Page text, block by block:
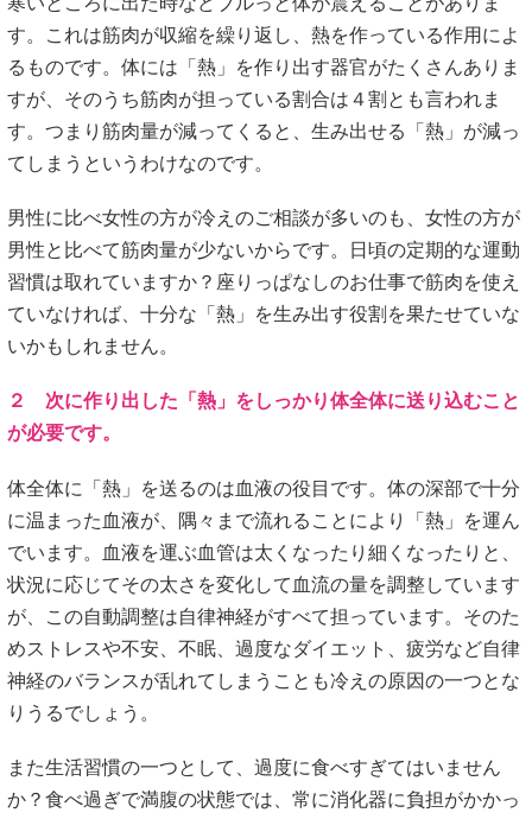
す。これは筋肉が収縮を繰り返し、熱を作っている作用によ
るものです。体には「熱」を作り出す器官がたくさんありま
すが、そのうち筋肉が担っている割合は４割とも言われま
す。つまり筋肉量が減ってくると、生み出せる「熱」が減っ
てしまうというわけなのです。
男性に比べ女性の方が冷えのご相談が多いのも、女性の方が
男性と比べて筋肉量が少ないからです。日頃の定期的な運動
習慣は取れていますか？座りっぱなしのお仕事で筋肉を使え
ていなければ、十分な「熱」を生み出す役割を果たせていな
いかもしれません。
２ 次に作り出した「熱」をしっかり体全体に送り込むこと
が必要です。
体全体に「熱」を送るのは血液の役目です。体の深部で十分
に温まった血液が、隅々まで流れることにより「熱」を運ん
でいます。血液を運ぶ血管は太くなったり細くなったりと、
状況に応じてその太さを変化して血流の量を調整しています
が、この自動調整は自律神経がすべて担っています。そのた
めストレスや不安、不眠、過度なダイエット、疲労など自律
神経のバランスが乱れてしまうことも冷えの原因の一つとな
りうるでしょう。
また生活習慣の一つとして、過度に食べすぎてはいません
か？食べ過ぎで満腹の状態では、常に消化器に負担がかかっ